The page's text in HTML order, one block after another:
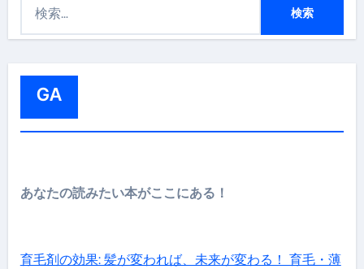
GA
あなたの読みたい本がここにある！
育毛剤の効果: 髪が変われば、未来が変わる！ 育毛・薄